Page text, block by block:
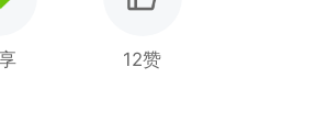
12赞